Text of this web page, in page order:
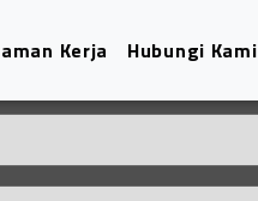
Kerja Hubungi Kami